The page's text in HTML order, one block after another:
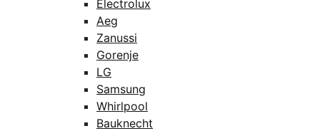
Electrolux
Aeg
Zanussi
Gorenje
LG
Samsung
Whirlpool
Bauknecht